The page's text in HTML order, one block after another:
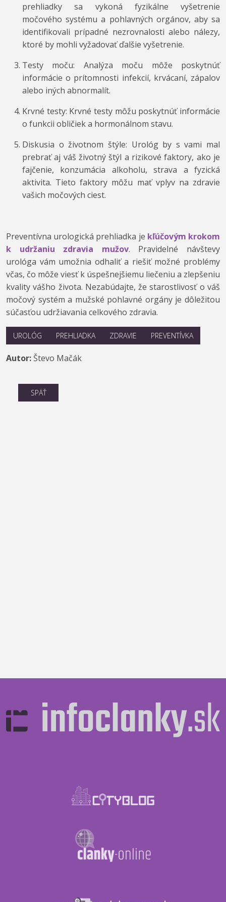
prehliadky sa vykoná fyzikálne vyšetrenie
močového systému a pohlavných orgánov, aby sa
identifikovali prípadné nezrovnalosti alebo nálezy,
ktoré by mohli vyžadovať ďalšie vyšetrenie.
Testy moču: Analýza moču môže poskytnúť
informácie o prítomnosti infekcií, krvácaní, zápalov
alebo iných abnormalít.
Krvné testy: Krvné testy môžu poskytnúť informácie
o funkcii obličiek a hormonálnom stavu.
Diskusia o životnom štýle: Urológ by s vami mal
prebrať aj váš životný štýl a rizikové faktory, ako je
fajčenie, konzumácia alkoholu, strava a fyzická
aktivita. Tieto faktory môžu mať vplyv na zdravie
vašich močových ciest.
Preventívna urologická prehliadka je kľúčovým krokom
k udržaniu zdravia mužov. Pravidelné návštevy
urológa vám umožnia odhaliť a riešiť možné problémy
včas, čo môže viesť k úspešnejšiemu liečeniu a zlepšeniu
kvality vášho života. Nezabúdajte, že starostlivosť o váš
močový systém a mužské pohlavné orgány je dôležitou
súčasťou udržiavania celkového zdravia.
UROLÓG PREHLIADKA ZDRAVIE PREVENTÍVKA
Autor: Števo Mačák
SPÄŤ